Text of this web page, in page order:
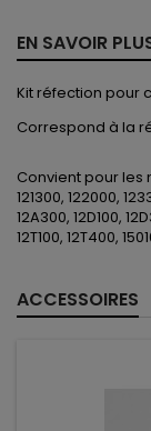
EN SAVOIR
Kit réfection pour
Correspond à la
Convient pour les
121300, 122000,
12A300, 12D100,
12T100, 12T400,
ACCESSOIRES